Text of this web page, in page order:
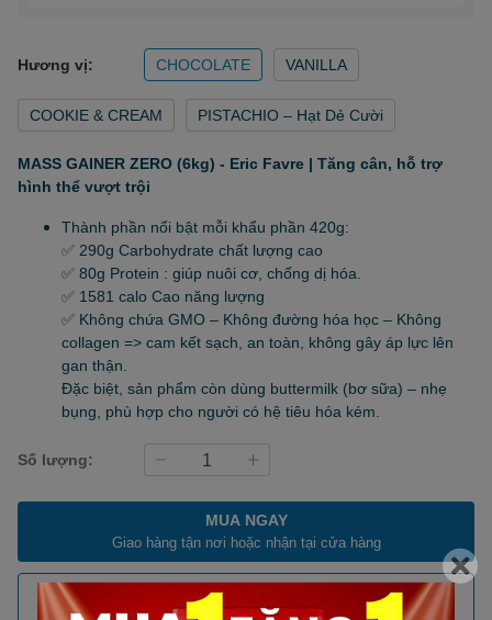
Hương vị: CHOCOLATE VANILLA
COOKIE & CREAM PISTACHIO – Hạt Dẻ Cười
MASS GAINER ZERO (6kg) - Eric Favre | Tăng cân, hỗ trợ
hình thể vượt trội
Thành phần nổi bật mỗi khẩu phần 420g:
✅ 290g Carbohydrate chất lượng cao
✅ 80g Protein : giúp nuôi cơ, chống dị hóa.
✅ 1581 calo Cao năng lượng
✅ Không chứa GMO – Không đường hóa học – Không
collagen => cam kết sạch, an toàn, không gây áp lực lên
gan thận.
Đặc biệt, sản phẩm còn dùng buttermilk (bơ sữa) – nhẹ
bụng, phù hợp cho người có hệ tiêu hóa kém.
Số lượng:
MUA NGAY
Giao hàng tận nơi hoặc nhận tại cửa hàng
THÊM VÀO GIỎ